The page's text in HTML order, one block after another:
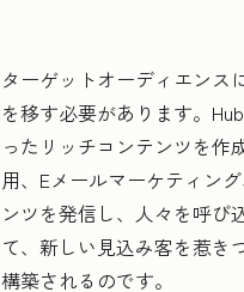
ターゲットオーディエンス
を移す必要があります。
ったリッチコンテンツを作
用、Eメールマーケティン
ンツを発信し、人々を呼び
て、新しい見込み客を惹き
構築されるのです。